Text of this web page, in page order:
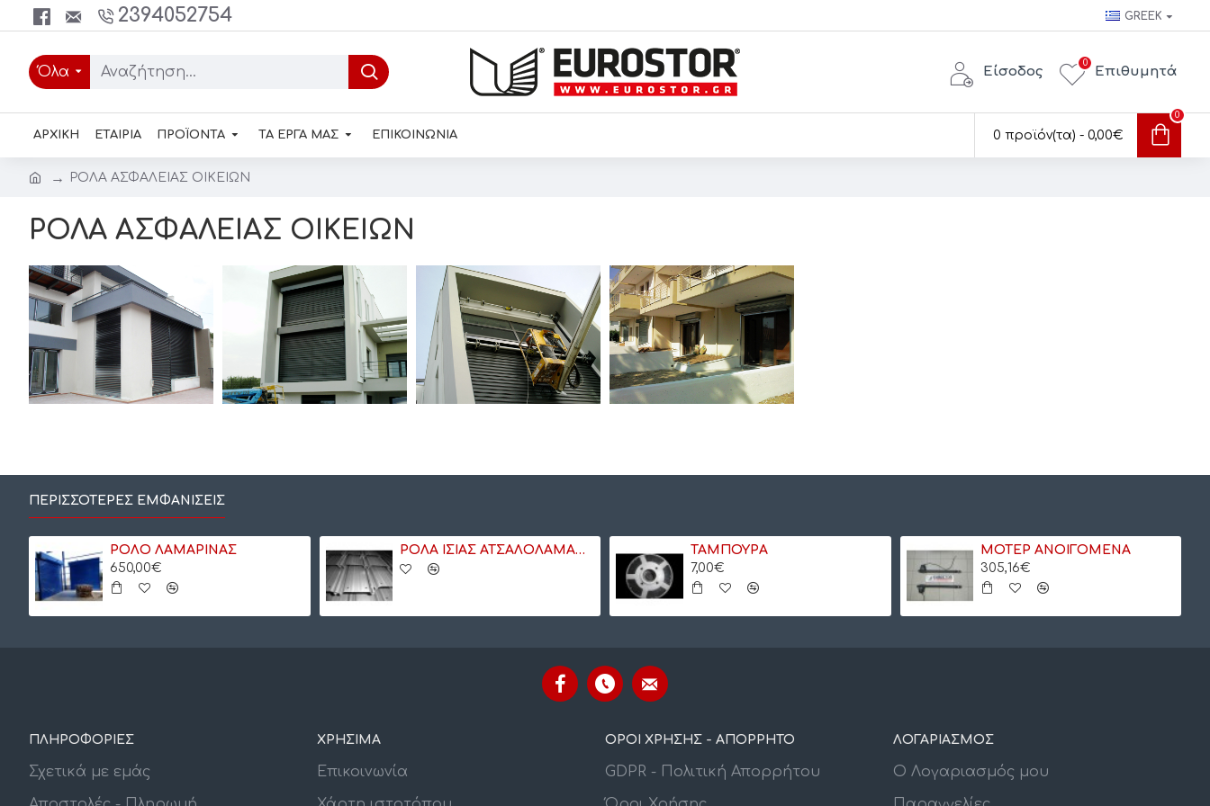
2394052754 GREEK
Όλα Είσοδος Επιθυμητά
0
ΑΡΧΙΚΗ ΕΤΑΙΡΙΑ ΠΡΟΪΟΝΤΑ ΤΑ ΕΡΓΑ ΜΑΣ ΕΠΙΚΟΙΝΩΝΙΑ 0 προϊόν(τα) - 0,00€
0
ΡΟΛΑ ΑΣΦΑΛΕΙΑΣ ΟΙΚΕΙΩΝ
ΡΟΛΑ ΑΣΦΑΛΕΙΑΣ ΟΙΚΕΙΩΝ
ΠΕΡΙΣΣΌΤΕΡΕΣ ΕΜΦΑΝΊΣΕΙΣ
ΡΟΛΟ ΛΑΜΑΡΙΝΑΣ
650,00€
ΡΟΛΑ ΙΣΙΑΣ ΑΤΣΑΛΟΛΑΜΑΡΙΝΑΣ
ΤΑΜΠΟΥΡΑ
7,00€
ΜΟΤΕΡ ΑΝΟΙΓΟΜΕΝΑ
305,16€
ΠΛΗΡΟΦΟΡΙΕΣ
Σχετικά με εμάς
ΧΡΗΣΙΜΑ
Επικοινωνία
ΟΡΟΙ ΧΡΗΣΗΣ - ΑΠΟΡΡΗΤΟ
GDPR - Πολιτική Απορρήτου
ΛΟΓΑΡΙΑΣΜΟΣ
Ο Λογαριασμός μου